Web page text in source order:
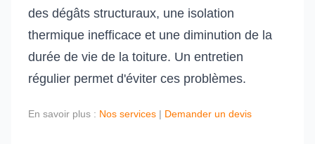
des dégâts structuraux, une isolation
thermique inefficace et une diminution de la
durée de vie de la toiture. Un entretien
régulier permet d'éviter ces problèmes.
En savoir plus : Nos services | Demander un devis